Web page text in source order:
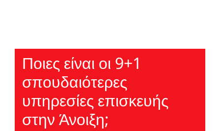
Ποιες είναι οι 9+1
σπουδαιότερες
υπηρεσίες επισκευής
στην Άνοιξη;